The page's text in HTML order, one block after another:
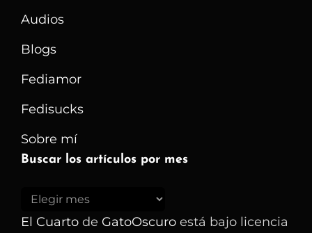
Audios
Blogs
Fediamor
Fedisucks
Sobre mí
Buscar los artículos por mes
Buscar
los
El Cuarto de GatoOscuro está bajo licencia